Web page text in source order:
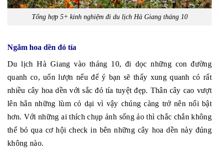
Tổng hợp 5+ kinh nghiệm đi du lịch Hà Giang tháng 10
Ngắm hoa dền đỏ tía
Du lịch Hà Giang vào tháng 10, đi dọc những con đường
quanh co, uốn lượn nếu để ý bạn sẽ thấy xung quanh có rất
nhiều cây hoa dền với sắc đỏ tía tuyệt đẹp. Thân cây cao vượt
lên hẳn những lùm cỏ dại vì vậy chúng càng trở nên nổi bật
hơn. Với những ai thích chụp ảnh sống ảo thì chắc chắn không
thể bỏ qua cơ hội check in bên những cây hoa dền này đúng
không nào.